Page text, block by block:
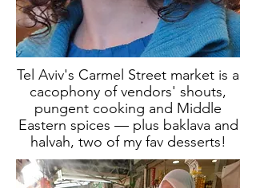
Tel Aviv's Carmel Street market is a
cacophony of vendors' shouts,
pungent cooking and Middle
Eastern spices — plus baklava and
halvah, two of my fav desserts!